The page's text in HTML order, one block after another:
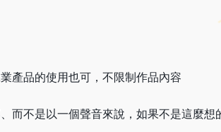
產品的使用也可，不限制作品內容
而不是以一個聲音來說，如果不是這麼